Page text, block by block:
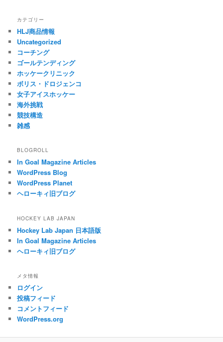
カテゴリー
HLJ商品情報
Uncategorized
コーチング
ゴールテンディング
ホッケークリニック
ボリス・ドロジェンコ
女子アイスホッケー
海外挑戦
競技構造
雑感
BLOGROLL
In Goal Magazine Articles
WordPress Blog
WordPress Planet
ヘローキィ旧ブログ
HOCKEY LAB JAPAN
Hockey Lab Japan 日本語版
In Goal Magazine Articles
ヘローキィ旧ブログ
メタ情報
ログイン
投稿フィード
コメントフィード
WordPress.org